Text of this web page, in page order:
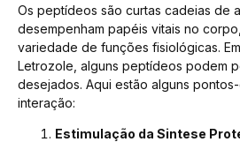
Os peptídeos são curtas cadeias de
desempenham papéis vitais no
variedade de funções fisiológicas.
Letrozole, alguns peptídeos podem
desejados. Aqui estão alguns
interação:
Estimulação da Sintese